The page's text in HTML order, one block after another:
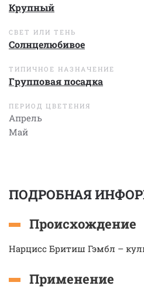
Крупный
СВЕТ ИЛИ ТЕНЬ
Солнцелюбивое
ТИПИЧНОЕ НАЗНАЧЕНИЕ
Групповая посадка
ПЕРИОД ЦВЕТЕНИЯ
Апрель
Май
ПОДРОБНАЯ
Происхождение
Нарцисс Бритиш Гэмбл –
Применение